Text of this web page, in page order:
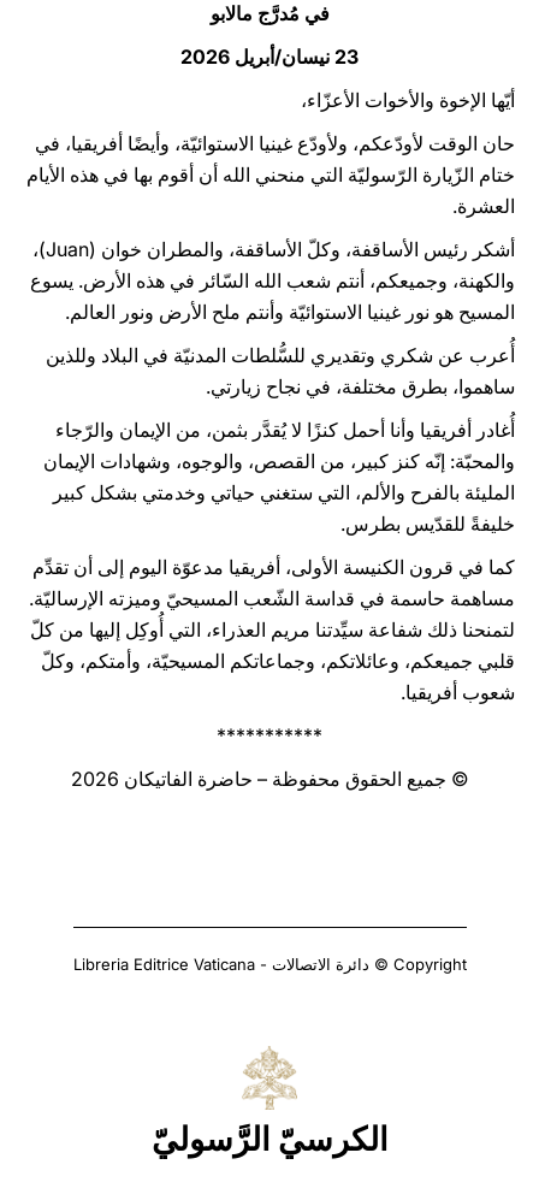
في مُدرَّج مالابو
23 نيسان/أبريل 2026
أيّها الإخوة والأخوات الأعزّاء،
حان الوقت لأودّعكم، ولأودّع غينيا الاستوائيّة، وأيضًا أفريقيا، في
ختام الزّيارة الرّسوليّة التي منحني الله أن أقوم بها في هذه الأيام
العشرة.
أشكر رئيس الأساقفة، وكلّ الأساقفة، والمطران خوان (Juan)،
والكهنة، وجميعكم، أنتم شعب الله السّائر في هذه الأرض. يسوع
المسيح هو نور غينيا الاستوائيّة وأنتم ملح الأرض ونور العالم.
أُعرب عن شكري وتقديري للسُّلطات المدنيّة في البلاد وللذين
ساهموا، بطرق مختلفة، في نجاح زيارتي.
أُغادر أفريقيا وأنا أحمل كنزًا لا يُقدَّر بثمن، من الإيمان والرّجاء
والمحبّة: إنّه كنز كبير، من القصص، والوجوه، وشهادات الإيمان
المليئة بالفرح والألم، التي ستغني حياتي وخدمتي بشكل كبير
خليفةً للقدّيس بطرس.
كما في قرون الكنيسة الأولى، أفريقيا مدعوّة اليوم إلى أن تقدِّم
مساهمة حاسمة في قداسة الشّعب المسيحيّ وميزته الإرساليّة.
لتمنحنا ذلك شفاعة سيِّدتنا مريم العذراء، التي أُوكِل إليها من كلّ
قلبي جميعكم، وعائلاتكم، وجماعاتكم المسيحيّة، وأمتكم، وكلّ
شعوب أفريقيا.
***********
© جميع الحقوق محفوظة – حاضرة الفاتيكان 2026
Copyright © دائرة الاتصالات - Libreria Editrice Vaticana
الكرسيّ الرَّسوليّ